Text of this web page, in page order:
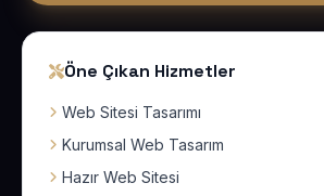
Öne Çıkan Hizmetler
Web Sitesi Tasarımı
Kurumsal Web Tasarım
Hazır Web Sitesi